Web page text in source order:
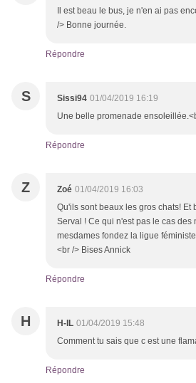
Il est beau le bus, je n'en ai pas
/> Bonne journée.
Répondre
S Sissi94 01/04/2019 16:19
Une belle promenade
Répondre
Z Zoé 01/04/2019 16:03
Qu'ils sont beaux les gros chats! Et
Serval ! Ce qui n'est pas le cas des
mesdames fondez la ligue
<br /> Bises Annick
Répondre
H H-IL 01/04/2019 15:48
Comment tu sais que c est une
Répondre